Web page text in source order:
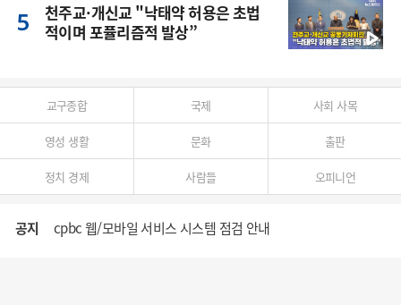
천주교·개신교 "낙태약 허용은 초법
적이며 포퓰리즘적 발상”
교구종합 국제 사회 사목
영성 생활 문화 출판
정치 경제 사람들 오피니언
공지 cpbc 웹/모바일 서비스 시스템 점검 안내